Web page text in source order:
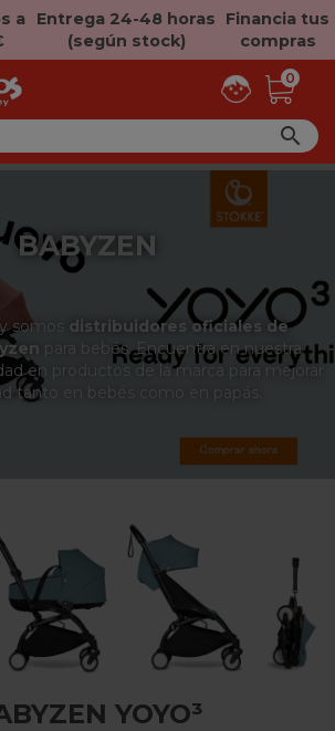
a
Entrega 24-48 horas
(según stock)
Financia tus
compras
0

BABYZEN
somos distribuidores oficiales de
para bebés. Encuentra en nuestra
en productos de la marca para mejorar
tanto en bebés como en papás.
YOYO³